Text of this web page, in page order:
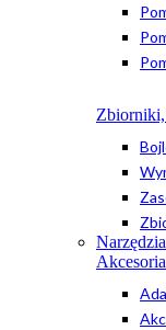
Narzędzia
Akcesoria